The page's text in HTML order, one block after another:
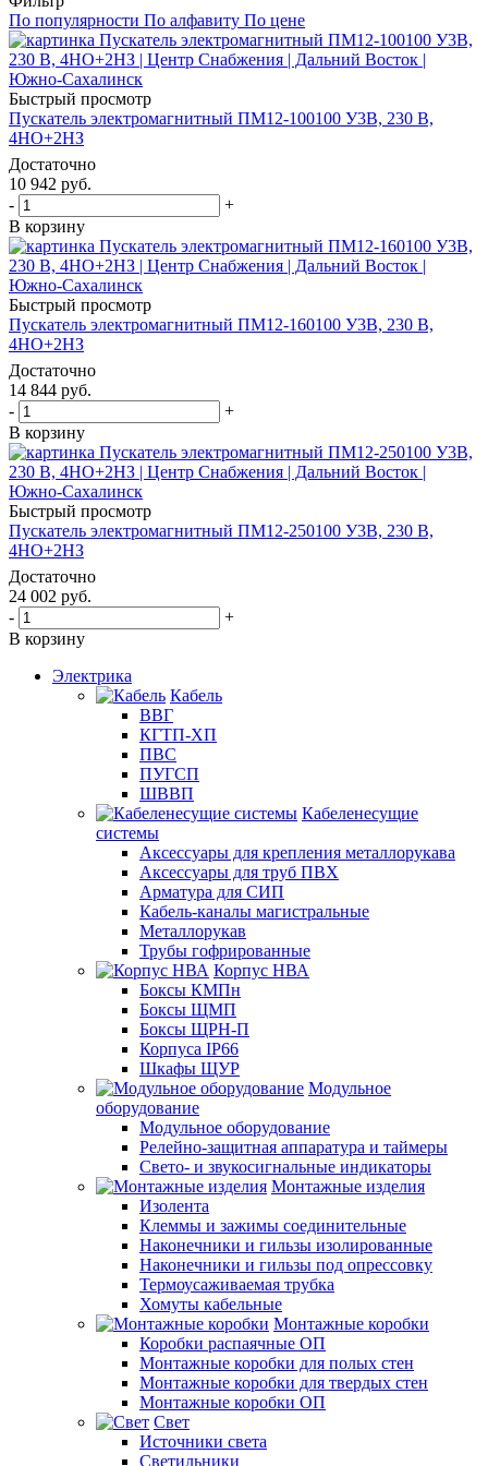
По популярности По алфавиту По цене
Быстрый просмотр
Пускатель электромагнитный ПМ12-100100 У3В, 230 В,
4НО+2НЗ
Достаточно
10 942 руб.
-
+
В корзину
Быстрый просмотр
Пускатель электромагнитный ПМ12-160100 У3В, 230 В,
4НО+2НЗ
Достаточно
14 844 руб.
-
+
В корзину
Быстрый просмотр
Пускатель электромагнитный ПМ12-250100 У3В, 230 В,
4НО+2НЗ
Достаточно
24 002 руб.
-
+
В корзину
Электрика
Кабель
ВВГ
КГТП-ХП
ПВС
ПУГСП
ШВВП
Кабеленесущие
системы
Аксессуары для крепления металлорукава
Аксессуары для труб ПВХ
Арматура для СИП
Кабель-каналы магистральные
Металлорукав
Трубы гофрированные
Корпус НВА
Боксы КМПн
Боксы ЩМП
Боксы ЩРН-П
Корпуса IP66
Шкафы ЩУР
Модульное
оборудование
Модульное оборудование
Релейно-защитная аппаратура и таймеры
Свето- и звукосигнальные индикаторы
Монтажные изделия
Изолента
Клеммы и зажимы соединительные
Наконечники и гильзы изолированные
Наконечники и гильзы под опрессовку
Термоусаживаемая трубка
Хомуты кабельные
Монтажные коробки
Коробки распаячные ОП
Монтажные коробки для полых стен
Монтажные коробки для твердых стен
Монтажные коробки ОП
Свет
Источники света
Светильники